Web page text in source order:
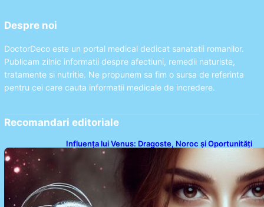
Despre noi
DoctorDeco este un portal medical dedicat sanatatii romanilor.
Publicam zilnic informatii despre afectiuni, remedii naturiste,
tratamente si nutritie. Ne propunem sa fim o sursa de referinta
pentru cei care cauta informatii medicale de incredere.
Recomandari editoriale
Influența lui Venus: Dragoste, Noroc și Oportunități
pentru Tauri și Balanțe în Weekendul 8-9 August